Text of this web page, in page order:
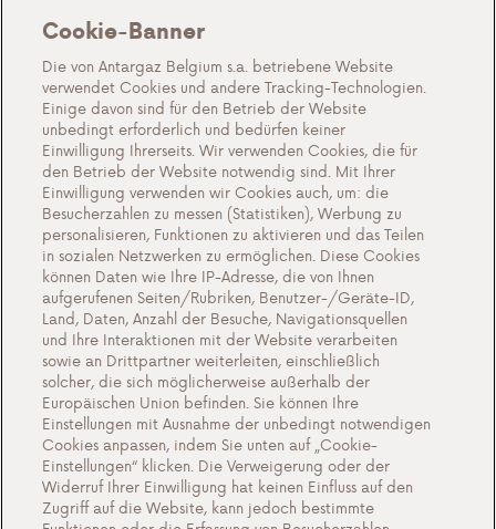
Häufig gestellte Fragen
Blog
Über uns
Lernen Sie Antargaz kennen
Eine nachhaltige Zukunft
Zeugnisse
Aktionen
Veranstaltungen
Arbeiten bei Antargaz
Kontakt
Cookie-Einstellungen
Wichtige Dokumente und Allgemeine
Cookie-Banner
Die von Antargaz Belgium s.a. betriebene Website
verwendet Cookies und andere Tracking-Technologien.
Einige davon sind für den Betrieb der Website
unbedingt erforderlich und bedürfen keiner
Einwilligung Ihrerseits. Wir verwenden Cookies, die für
den Betrieb der Website notwendig sind. Mit Ihrer
Einwilligung verwenden wir Cookies auch, um: die
Besucherzahlen zu messen (Statistiken), Werbung zu
personalisieren, Funktionen zu aktivieren und das Teilen
in sozialen Netzwerken zu ermöglichen. Diese Cookies
können Daten wie Ihre IP-Adresse, die von Ihnen
aufgerufenen Seiten/Rubriken, Benutzer-/Geräte-ID,
Land, Daten, Anzahl der Besuche, Navigationsquellen
und Ihre Interaktionen mit der Website verarbeiten
sowie an Drittpartner weiterleiten, einschließlich
solcher, die sich möglicherweise außerhalb der
Europäischen Union befinden. Sie können Ihre
Einstellungen mit Ausnahme der unbedingt notwendigen
Cookies anpassen, indem Sie unten auf „Cookie-
Einstellungen“ klicken. Die Verweigerung oder der
Widerruf Ihrer Einwilligung hat keinen Einfluss auf den
Zugriff auf die Website, kann jedoch bestimmte